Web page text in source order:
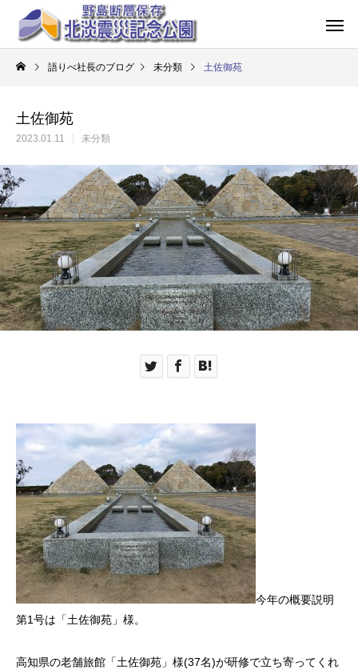
語りべ社長のブログ 未分類 土佐御苑
土佐御苑
2023.01.11 未分類
今年の概要説明
第1号は「土佐御苑」様。
高知県の老舗旅館「土佐御苑」様(37名)が研修で立ち寄ってくれ